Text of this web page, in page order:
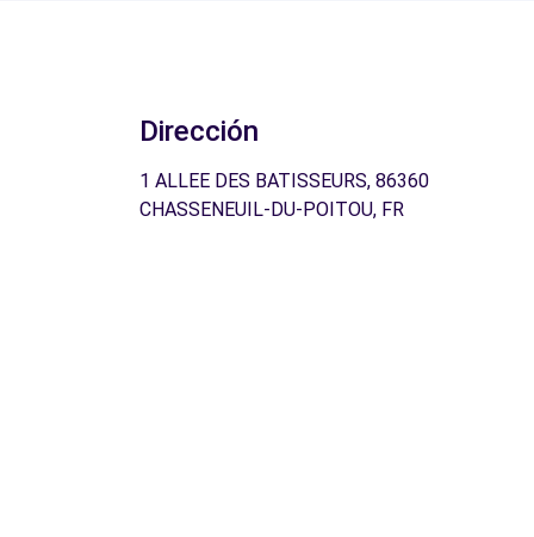
Dirección
1 ALLEE DES BATISSEURS, 86360
CHASSENEUIL-DU-POITOU, FR